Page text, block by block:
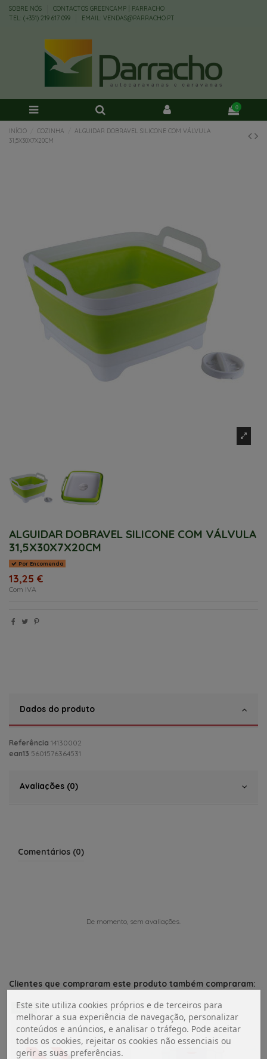
SOBRE NÓS
CONTACTOS GREENCAMP | PARRACHO
TEL: (+351) 219 617 099
EMAIL: VENDAS@PARRACHO.PT
0
INÍCIO COZINHA
ALGUIDAR DOBRAVEL SILICONE COM VÁLVULA
31,5X30X7X20CM
ALGUIDAR DOBRAVEL SILICONE COM VÁLVULA
31,5X30X7X20CM
Por Encomenda
13,25 €
Com IVA
Dados do produto
Referência 14130002
ean13 5601576364531
Avaliações (0)
Comentários (0)
De momento, sem avaliações.
Clientes que compraram este produto também compraram:
NOVO
Este site utiliza cookies próprios e de terceiros para
melhorar a sua experiência de navegação, personalizar
conteúdos e anúncios, e analisar o tráfego. Pode aceitar
todos os cookies, rejeitar os cookies não essenciais ou
gerir as suas preferências.